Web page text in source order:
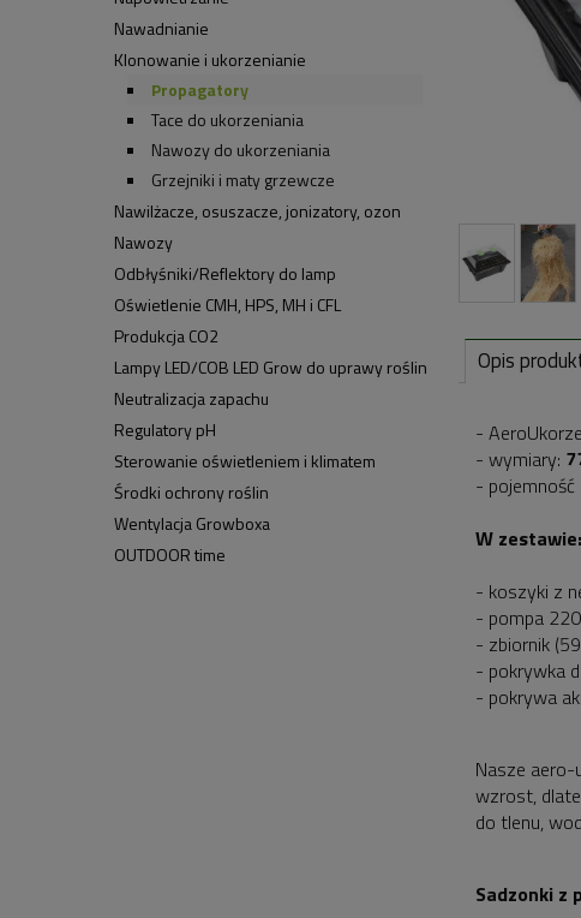
Nawadnianie
Klonowanie i ukorzenianie
Propagatory
Tace do ukorzeniania
Nawozy do ukorzeniania
Grzejniki i maty grzewcze
Nawilżacze, osuszacze, jonizatory, ozon
Nawozy
Odbłyśniki/Reflektory do lamp
Oświetlenie CMH, HPS, MH i CFL
Produkcja CO2
Lampy LED/COB LED Grow do uprawy roślin
Neutralizacja zapachu
Regulatory pH
Sterowanie oświetleniem i klimatem
Środki ochrony roślin
Wentylacja Growboxa
OUTDOOR time
Opis
-
- wymiary:
- pojemność
W zestawie:
- koszyki z
- pompa
- zbiornik
- pokrywka
- pokrywa
Nasze
wzrost,
do tlenu,
Sadzonki z